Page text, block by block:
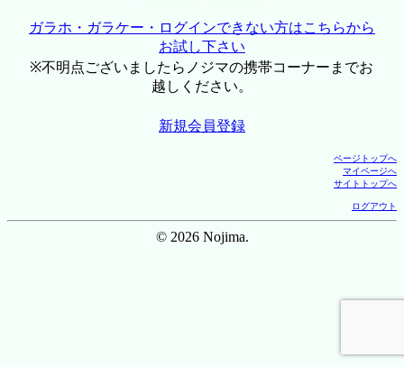
ガラホ・ガラケー・ログインできない方はこちらから
お試し下さい
※不明点ございましたらノジマの携帯コーナーまでお
越しください。
新規会員登録
ページトップへ
マイページへ
サイトトップへ
ログアウト
© 2026 Nojima.